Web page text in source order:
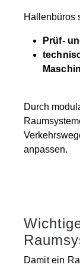
Hallenbüros
Prüf-
Durch
anpassen.
Damit ein